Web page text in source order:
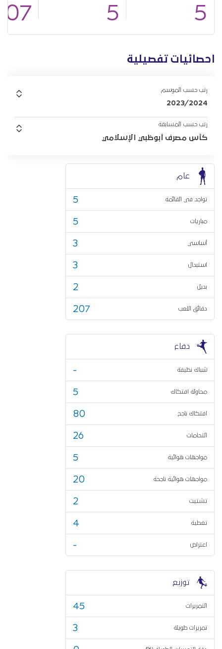
5
5
احصائيات تفصيلية
رتب حسب الموسم
2023/2024
رتب حسب المسابقة
كأس مصرف أبوظبي الإسلامي
عام
تواجد في القائمة 5
مباريات 5
أساسي 3
استبدال 3
بديل 2
دقائق اللعب 207
دفاع
شباك نظيفة -
محاولة افتكاك 5
افتكاك ناجح 80
التحامات 26
مواجهات هوائية 5
مواجهات هوائية ناجحة 20
تشتيت 2
تغطية 4
اعتراض -
توزيع
التمريرات 45
تمريرات طويلة 3